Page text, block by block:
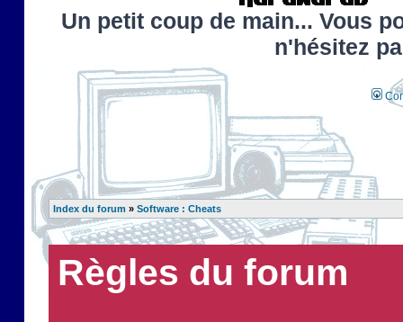
Un petit coup de main... Vous
n'hésitez
Index du forum » Software : Cheats
Règles du forum